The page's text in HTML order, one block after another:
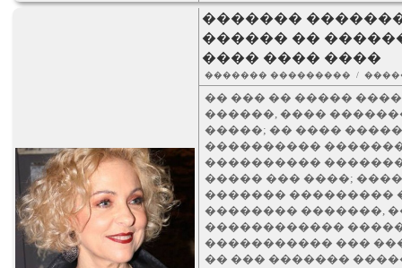
�������
������ ��
���� ���� ����
������� ��������� /
�� ��� �� �����
������, ����
�����; �� ����
����������
����������
����� ��� ����;
������� ���������
�������� �������,
������������
����������� ���
�� ��� �������